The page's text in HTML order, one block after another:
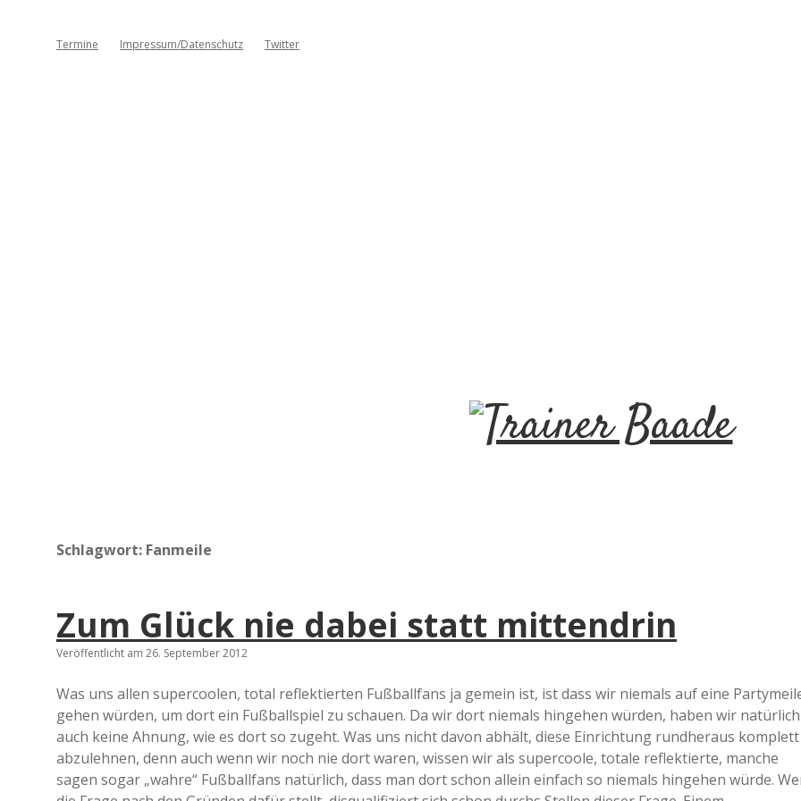
Termine Impressum/Datenschutz Twitter
T
n
e
r
Schlagwort: Fanmeile
Zum Glück nie dabei statt mittendrin
Veröffentlicht am 26. September 2012
Was uns allen supercoolen, total reflektierten Fußballfans ja gemein ist, ist dass wir niemals auf eine
gehen würden, um dort ein Fußballspiel zu schauen. Da wir dort niemals hingehen würden, haben wir natürlich
auch keine Ahnung, wie es dort so zugeht. Was uns nicht davon abhält, diese Einrichtung rundheraus komplett
abzulehnen, denn auch wenn wir noch nie dort waren, wissen wir als supercoole, totale reflektierte, manche
sagen sogar „wahre“ Fußballfans natürlich, dass man dort schon allein einfach so niemals hingehen würde.